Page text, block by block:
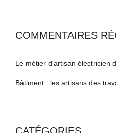
COMMENTAIRES
Le métier d'artisan électricien
Bâtiment : les artisans des